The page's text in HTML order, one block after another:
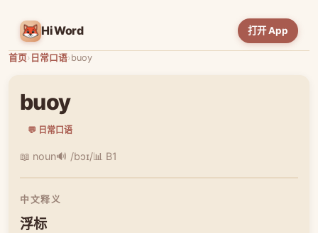
HiWord 打开 App
首页› 日常口语›buoy
buoy
💬 日常口语
📖 noun🔊 /bɔɪ/📊 B1
中文释义
浮标